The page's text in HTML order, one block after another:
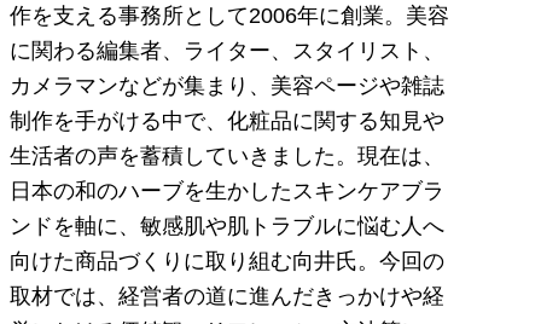
作を支える事務所として2006年に創業。美容
に関わる編集者、ライター、スタイリスト、
カメラマンなどが集まり、美容ページや雑誌
制作を手がける中で、化粧品に関する知見や
生活者の声を蓄積していきました。現在は、
日本の和のハーブを生かしたスキンケアブラ
ンドを軸に、敏感肌や肌トラブルに悩む人へ
向けた商品づくりに取り組む向井氏。今回の
取材では、経営者の道に進んだきっかけや経